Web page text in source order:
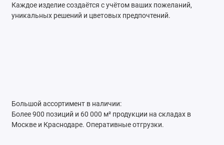
Каждое изделие создаётся с учётом ваших пожеланий,
уникальных решений и цветовых предпочтений.
Большой ассортимент в наличии:
Более 900 позиций и 60 000 м² продукции на складах в
Москве и Краснодаре. Оперативные отгрузки.